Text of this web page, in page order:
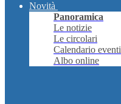
Novità
Panoramica
Le notizie
Le circolari
Calendario eventi
Albo online